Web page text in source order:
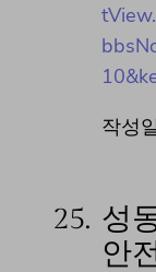
작성
25. 성
안